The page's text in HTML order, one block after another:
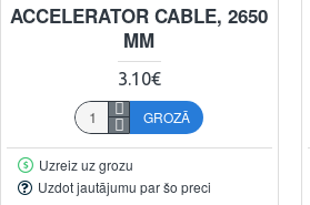
ACCELERATOR CABLE, 2650
MM
3.10€
GROZĀ
Uzreiz uz grozu
Uzdot jautājumu par šo preci